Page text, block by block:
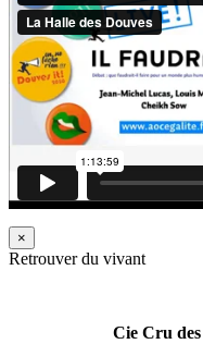
×
Retrouver du vivant
Cie Cru des